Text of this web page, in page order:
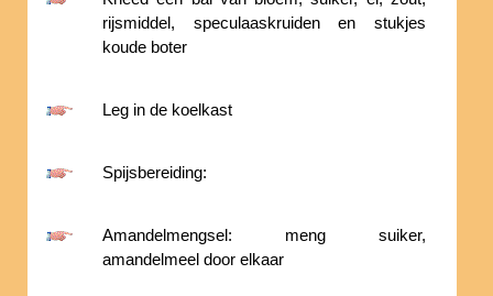
rijsmiddel, speculaaskruiden en stukjes
koude boter
Leg in de koelkast
Spijsbereiding:
Amandelmengsel: meng suiker,
amandelmeel door elkaar